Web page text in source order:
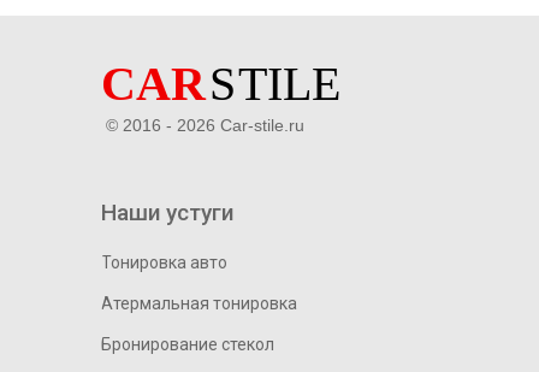
Наши устуги
Тонировка авто
Атермальная тонировка
Бронирование стекол
© 2016 - 2026 Car-stile.ru